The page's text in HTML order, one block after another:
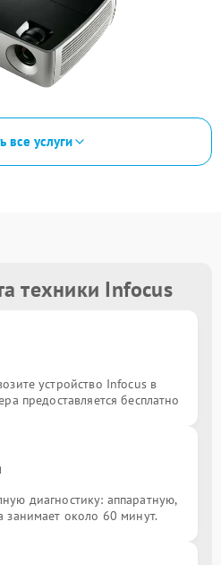
все услуги
техники Infocus
устройство Infocus в
предоставляется бесплатно
диагностику: аппаратную,
занимает около 60 минут.